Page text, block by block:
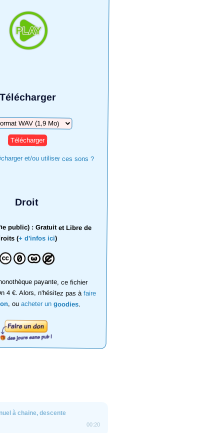
Télécharger
et/ou utiliser ces sons ?
Droit
public) : Gratuit et Libre de
(+ d'infos ici)
payante, ce fichier
4 €. Alors, n'hésitez pas àfaire
, ouacheter ungoodies.
à chaine, descente
00:20